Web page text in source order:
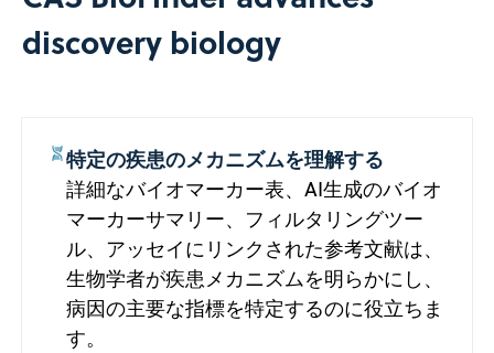
discovery biology
特定の疾患のメカニズムを理解する
詳細なバイオマーカー表、AI生成のバイオ
マーカーサマリー、フィルタリングツー
ル、アッセイにリンクされた参考文献は、
生物学者が疾患メカニズムを明らかにし、
病因の主要な指標を特定するのに役立ちま
す。